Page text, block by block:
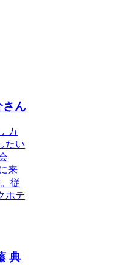
さん
カ
たい
来
従
ホテ
典